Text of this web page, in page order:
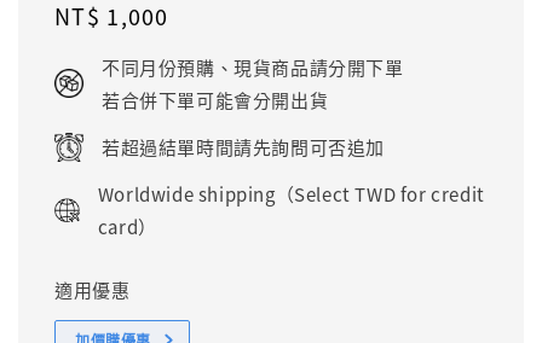
Regular
NT$ 1,000
不同月份預購、現貨商品請分開下單
若合併下單可能會分開出貨
若超過結單時間請先詢問可否追加
Worldwide shipping（Select TWD for credit
card）
適用優惠